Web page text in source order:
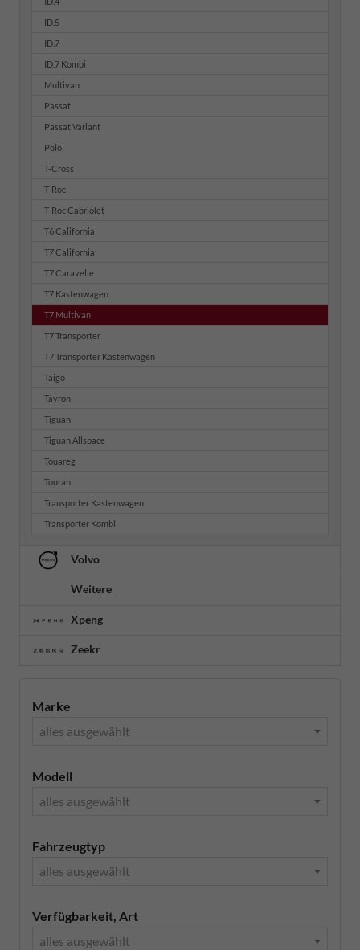
ID.5
ID.7
ID.7 Kombi
Multivan
Passat
Passat Variant
Polo
T-Cross
T-Roc
T-Roc Cabriolet
T6 California
T7 California
T7 Caravelle
T7 Kastenwagen
T7 Multivan
T7 Transporter
T7 Transporter Kastenwagen
Taigo
Tayron
Tiguan
Tiguan Allspace
Touareg
Touran
Transporter Kastenwagen
Transporter Kombi
Volvo
Weitere
Xpeng
Zeekr
Marke
alles ausgewählt
Modell
alles ausgewählt
Fahrzeugtyp
alles ausgewählt
Verfügbarkeit, Art
alles ausgewählt